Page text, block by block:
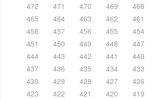
472
471 470 469 468
465
464 463 462 461
458
457 456 455 454
451
450 449 448 447
444
443 442 441 440
437
436 435 434 433
430
429 428 427 426
423
422 421 420 419